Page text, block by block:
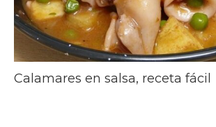
Calamares en salsa, receta fácil